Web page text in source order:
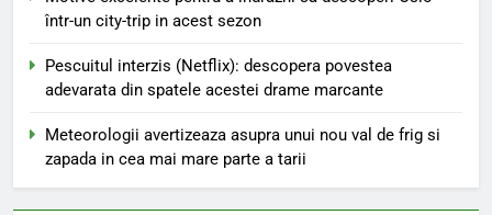
într-un city-trip in acest sezon
Pescuitul interzis (Netflix): descopera povestea
adevarata din spatele acestei drame marcante
Meteorologii avertizeaza asupra unui nou val de frig si
zapada in cea mai mare parte a tarii